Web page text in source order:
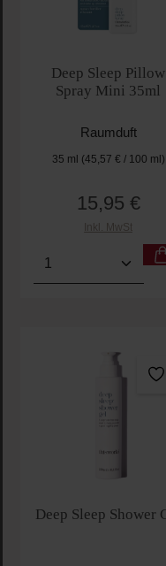
Deep Sleep Pillow
Spray Mini 35ml
Raumduft
35 ml (45,57 € / 100 ml)
Regulärer
15,95 €
Inkl. MwSt
Produkt Anzahl:
Deep Sleep Shower